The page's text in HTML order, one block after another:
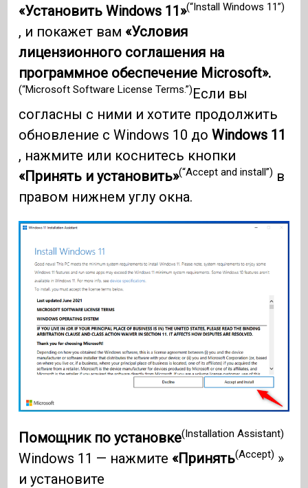
«Установить Windows 11»(“Install Windows 11”)
, и покажет вам «Условия
лицензионного соглашения на
программное обеспечение Microsoft».
(“Microsoft Software License Terms.”)Если вы
согласны с ними и хотите продолжить
обновление с Windows 10 доWindows 11
, нажмите или коснитесь кнопки
«Принять и установить»(“Accept and install”) в
правом нижнем углу окна.
Помощник по установке(Installation Assistant)
Windows 11 — нажмите «Принять(Accept) »
и установите